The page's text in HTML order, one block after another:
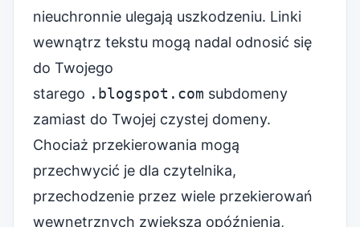
nieuchronnie ulegają uszkodzeniu. Linki
wewnątrz tekstu mogą nadal odnosić się
do Twojego
starego .blogspot.com subdomeny
zamiast do Twojej czystej domeny.
Chociaż przekierowania mogą
przechwycić je dla czytelnika,
przechodzenie przez wiele przekierowań
wewnętrznych zwiększa opóźnienia,